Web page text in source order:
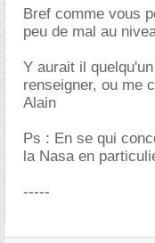
Bref comme vous
peu de mal au
Y aurait il
renseigner, ou me
Alain
Ps : En se qui
la Nasa en
-----